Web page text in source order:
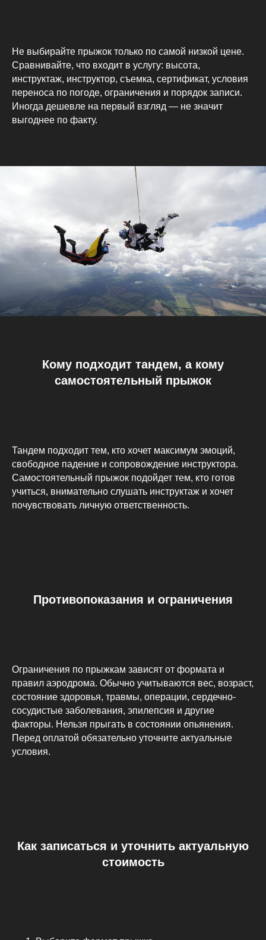
Не выбирайте прыжок только по самой низкой цене.
Сравнивайте, что входит в услугу: высота,
инструктаж, инструктор, съемка, сертификат, условия
переноса по погоде, ограничения и порядок записи.
Иногда дешевле на первый взгляд — не значит
выгоднее по факту.
Кому подходит тандем, а кому
самостоятельный прыжок
Тандем подходит тем, кто хочет максимум эмоций,
свободное падение и сопровождение инструктора.
Самостоятельный прыжок подойдет тем, кто готов
учиться, внимательно слушать инструктаж и хочет
почувствовать личную ответственность.
Противопоказания и ограничения
Ограничения по прыжкам зависят от формата и
правил аэродрома. Обычно учитываются вес, возраст,
состояние здоровья, травмы, операции, сердечно-
сосудистые заболевания, эпилепсия и другие
факторы. Нельзя прыгать в состоянии опьянения.
Перед оплатой обязательно уточните актуальные
условия.
Как записаться и уточнить актуальную
стоимость
ОСТАЛИСЬ ВОПРОСЫ?
MAX
и мы с радостью ответим на все ваши вопросы.
тебе крутого прыжка!